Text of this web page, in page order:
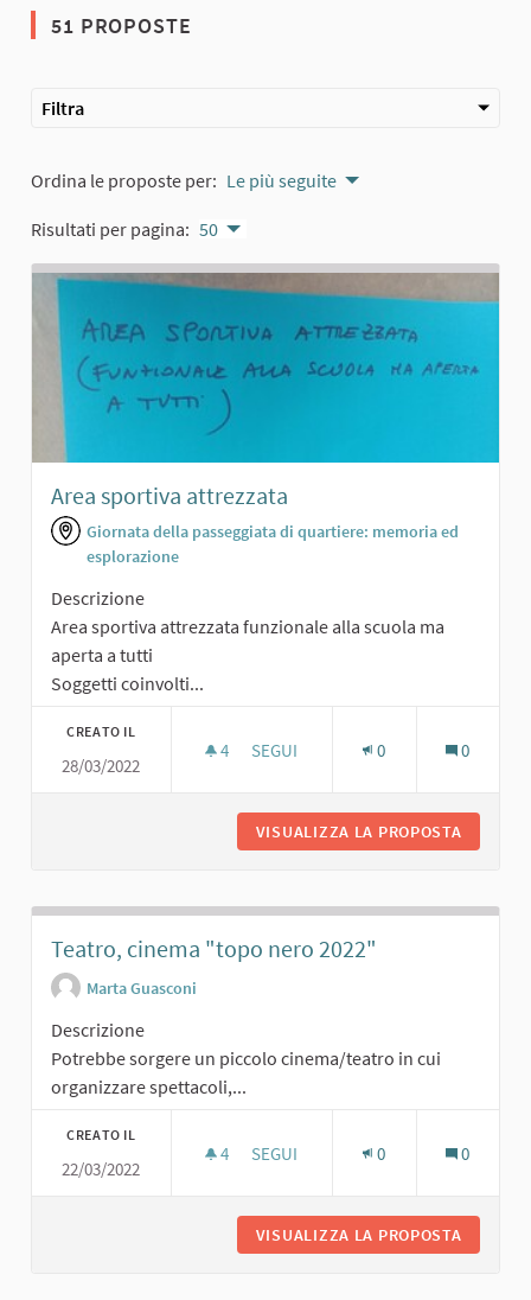
51 PROPOSTE
Filtra
Ordina le proposte per: Le più seguite
Risultati per pagina: 50
Area sportiva attrezzata
Giornata della passeggiata di quartiere: memoria ed
esplorazione
Descrizione
Area sportiva attrezzata funzionale alla scuola ma
aperta a tutti
Soggetti coinvolti...
CREATO IL
28/03/2022
4 4 SOSTENITORI
SEGUI 0 0
VISUALIZZA LA PROPOSTA
Teatro, cinema "topo nero 2022"
Marta Guasconi
Descrizione
Potrebbe sorgere un piccolo cinema/teatro in cui
organizzare spettacoli,...
CREATO IL
22/03/2022
4 4 SOSTENITORI
SEGUI 0 0
VISUALIZZA LA PROPOSTA